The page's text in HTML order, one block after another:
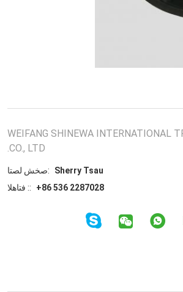
WEIFANG SHINEWA INTERNATIONAL
CO., LTD.
اتصل شخص:
Sherry Tsau
الهاتف ::
+86 536 2287028